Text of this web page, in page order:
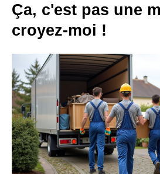
Ça, c'est pas une
croyez-moi !